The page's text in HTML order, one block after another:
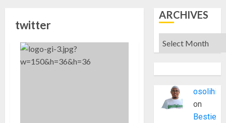
twitter
ARCHIVES
Archives
osolihin
on
Bestie